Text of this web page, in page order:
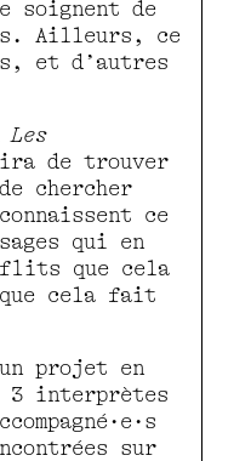
soignent de
Ailleurs, ce
et d’autres
Les
de trouver
chercher
ce
qui en
que cela
cela fait
projet en
3 interprètes
sur